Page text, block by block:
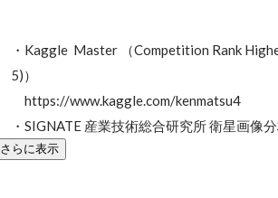
・Kaggle  Master （Competition Rank
5)）
https://www.kaggle.com/kenmatsu4
・SIGNATE 産業技術総合研究所 衛星画像
さらに表示